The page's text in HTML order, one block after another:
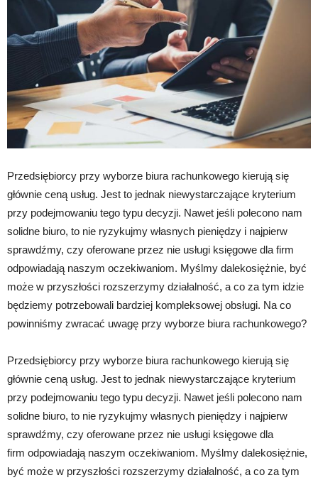
Przedsiębiorcy przy wyborze biura rachunkowego kierują się
głównie ceną usług. Jest to jednak niewystarczające kryterium
przy podejmowaniu tego typu decyzji. Nawet jeśli polecono nam
solidne biuro, to nie ryzykujmy własnych pieniędzy i najpierw
sprawdźmy, czy oferowane przez nie usługi księgowe dla firm
odpowiadają naszym oczekiwaniom. Myślmy dalekosiężnie, być
może w przyszłości rozszerzymy działalność, a co za tym idzie
będziemy potrzebowali bardziej kompleksowej obsługi. Na co
powinniśmy zwracać uwagę przy wyborze biura rachunkowego?
Przedsiębiorcy przy wyborze biura rachunkowego kierują się
głównie ceną usług. Jest to jednak niewystarczające kryterium
przy podejmowaniu tego typu decyzji. Nawet jeśli polecono nam
solidne biuro, to nie ryzykujmy własnych pieniędzy i najpierw
sprawdźmy, czy oferowane przez nie usługi księgowe dla
firm odpowiadają naszym oczekiwaniom. Myślmy dalekosiężnie,
być może w przyszłości rozszerzymy działalność, a co za tym